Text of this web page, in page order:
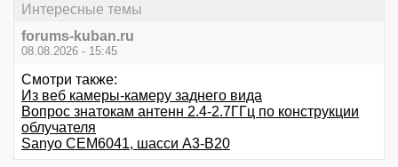
Интересные темы
forums-kuban.ru
08.08.2026 - 15:45
Смотри также:
Из веб камеры-камеру заднего вида
Вопрос знатокам антенн 2.4-2.7ГГц по конструкции
облучателя
Sanyo CEM6041, шасси А3-В20